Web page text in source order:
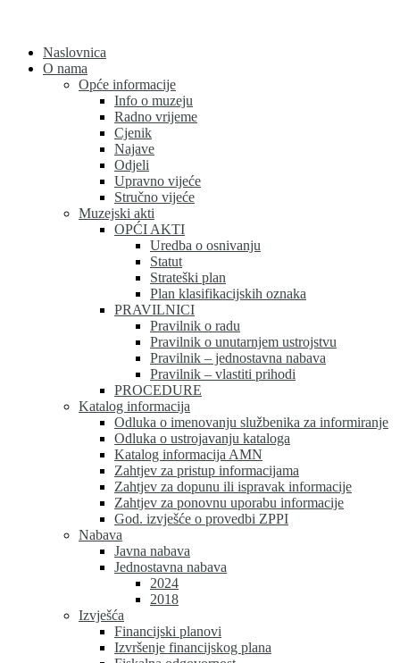
contentNaslovnica
O nama
Opće informacije
Info o muzeju
Radno vrijeme
Cjenik
Najave
Odjeli
Upravno vijeće
Stručno vijeće
Muzejski akti
OPĆI AKTI
Uredba o osnivanju
Statut
Strateški plan
Plan klasifikacijskih oznaka
PRAVILNICI
Pravilnik o radu
Pravilnik o unutarnjem ustrojstvu
Pravilnik – jednostavna nabava
Pravilnik – vlastiti prihodi
PROCEDURE
Katalog informacija
Odluka o imenovanju službenika za informiranje
Odluka o ustrojavanju kataloga
Katalog informacija AMN
Zahtjev za pristup informacijama
Zahtjev za dopunu ili ispravak informacije
Zahtjev za ponovnu uporabu informacije
God. izvješće o provedbi ZPPI
Nabava
Javna nabava
Jednostavna nabava
2024
2018
Izvješća
Financijski planovi
Izvršenje financijskog plana